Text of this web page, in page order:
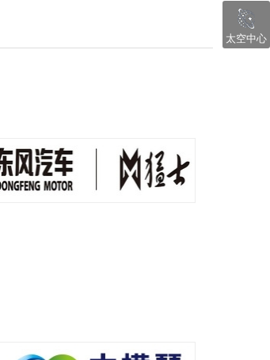
太空中心